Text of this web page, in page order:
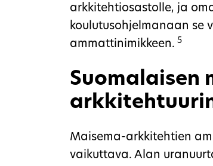
arkkitehtiosastolle, ja
koulutusohjelmanaan se
ammattinimikkeen. 5
Suomalaisen
Maisema-arkkitehtien
vaikuttava. Alan